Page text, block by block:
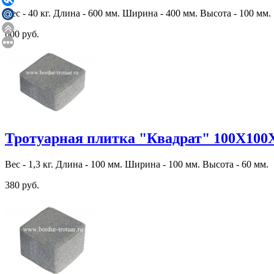
Вес - 40 кг. Длина - 600 мм. Ширина - 400 мм. Высота - 100 мм.
600 руб.
Тротуарная плитка "Квадрат"
Вес - 1,3 кг. Длина - 100 мм. Ширина - 100 мм. Высота - 60 мм.
380 руб.